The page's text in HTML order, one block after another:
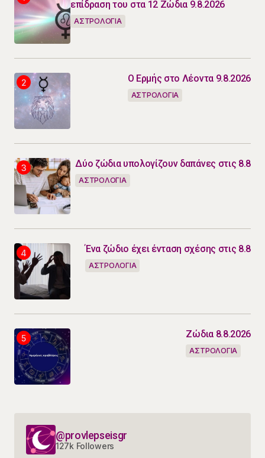
επίδραση του στα 12 Ζώδια 9.8.2026
ΑΣΤΡΟΛΟΓΙΑ
Ο Ερμής στο Λέοντα 9.8.2026
ΑΣΤΡΟΛΟΓΙΑ
Δύο ζώδια υπολογίζουν δαπάνες στις 8.8
ΑΣΤΡΟΛΟΓΙΑ
Ένα ζώδιο έχει ένταση σχέσης στις 8.8
ΑΣΤΡΟΛΟΓΙΑ
Ζώδια 8.8.2026
ΑΣΤΡΟΛΟΓΙΑ
@provlepseisgr
127k Followers